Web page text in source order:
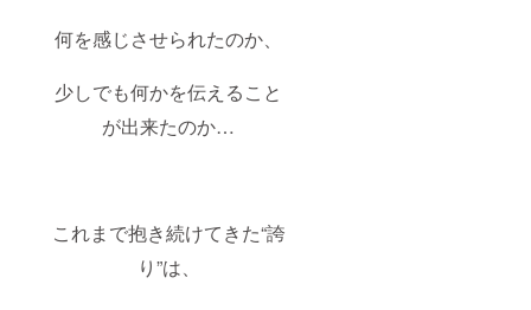
何を感じさせられたのか、
少しでも何かを伝えること
が出来たのか…
これまで抱き続けてきた“誇
り”は、